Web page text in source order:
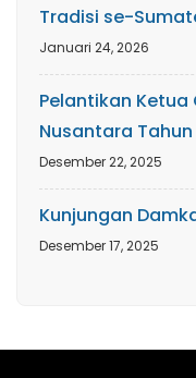
Tradisi se-
Januari 24, 2026
Pelantikan Ketua
Nusantara
Desember 22, 2025
Kunjungan
Desember 17, 2025